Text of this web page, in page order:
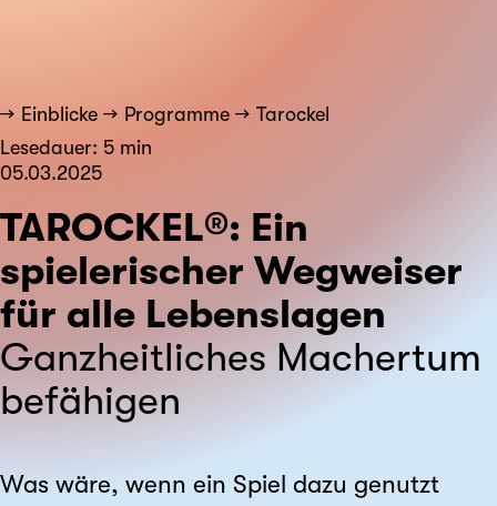
Einblicke Programme
Tarockel
Lesedauer: 5 min
05.03.2025
TAROCKEL®: Ein
spielerischer Wegweiser
für alle Lebenslagen
Ganzheitliches Machertum
befähigen
Was wäre, wenn ein Spiel dazu genutzt